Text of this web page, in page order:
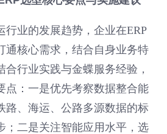
行业的发展趋势，企业在ERP
通核心需求，结合自身业务特
合行业实践与金蝶服务经验，
点：一是优先考察数据整合能
路、海运、公路多源数据的标
；二是关注智能应用水平，选